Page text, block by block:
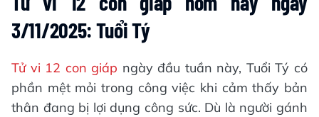
3/11/2025: Tuổi Tý
Tử vi 12 con giáp ngày đầu tuần này, Tuổi Tý có
phần mệt mỏi trong công việc khi cảm thấy bản
thân đang bị lợi dụng công sức. Dù là người gánh